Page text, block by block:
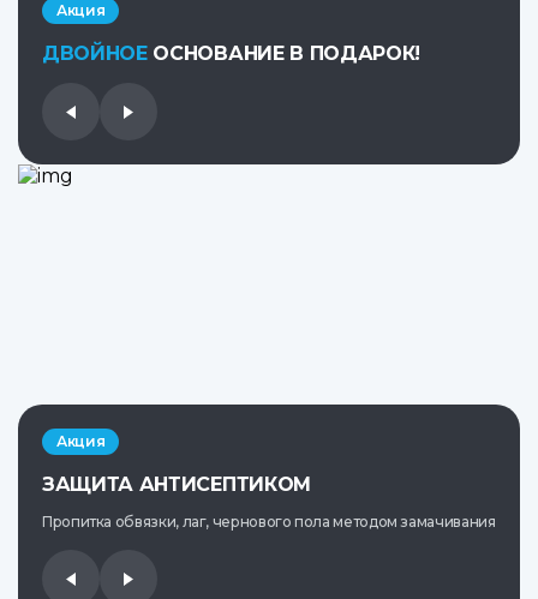
Акция
ДВОЙНОЕОСНОВАНИЕ В ПОДАРОК!
Акция
ЗАЩИТА АНТИСЕПТИКОМ
Пропитка обвязки, лаг, чернового пола методом замачивания